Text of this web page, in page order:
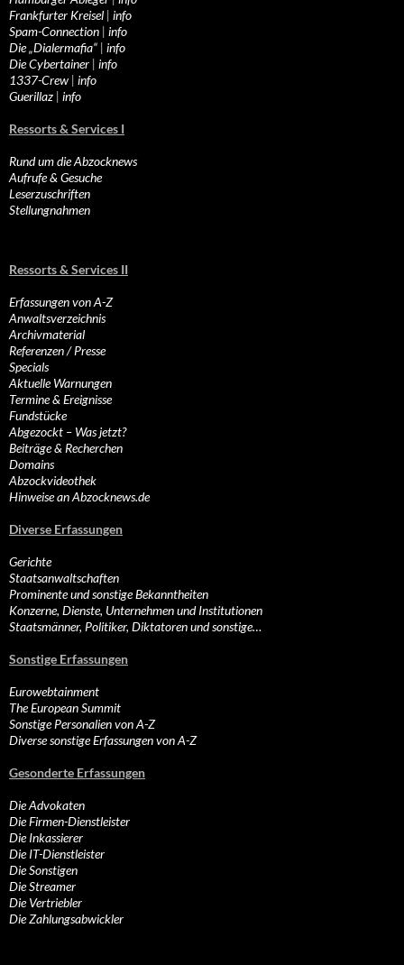
Frankfurter Kreisel | info
Spam-Connection | info
Die „Dialermafia“ | info
Die Cybertainer | info
1337-Crew | info
Guerillaz | info
Ressorts & Services I
Rund um die Abzocknews
Aufrufe & Gesuche
Leserzuschriften
Stellungnahmen
Ressorts & Services II
Erfassungen von A-Z
Anwaltsverzeichnis
Archivmaterial
Referenzen / Presse
Specials
Aktuelle Warnungen
Termine & Ereignisse
Fundstücke
Abgezockt – Was jetzt?
Beiträge & Recherchen
Domains
Abzockvideothek
Hinweise an Abzocknews.de
Diverse Erfassungen
Gerichte
Staatsanwaltschaften
Prominente und sonstige Bekanntheiten
Konzerne, Dienste, Unternehmen und Institutionen
Staatsmänner, Politiker, Diktatoren und sonstige…
Sonstige Erfassungen
Eurowebtainment
The European Summit
Sonstige Personalien von A-Z
Diverse sonstige Erfassungen von A-Z
Gesonderte Erfassungen
Die Advokaten
Die Firmen-Dienstleister
Die Inkassierer
Die IT-Dienstleister
Die Sonstigen
Die Streamer
Die Vertriebler
Die Zahlungsabwickler